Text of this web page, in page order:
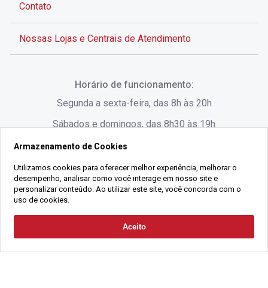
Solicitar Contato
Contato
Nossas Lojas e Centrais de Atendimento
SC
(48) 3220-1045
Alameda César Nascimento, 549, Salas 1, 2 e 3 -
Jurerê, - Florianópolis - SC
Horário de funcionamento:
Segunda a sexta-feira, das 8h às 20h
Sábados e domingos, das 8h30 às 19h
2021 Copyright - Gralha Imóveis CRECI 008060/O - Todos os direitos
CNPJ:18.091.083/0001-37
Armazenamento de Cookies
Utilizamos cookies para oferecer melhor experiência, melhorar o
desempenho, analisar como você interage em nosso site e
personalizar conteúdo. Ao utilizar este site, você concorda com o
uso de cookies.
Aceito